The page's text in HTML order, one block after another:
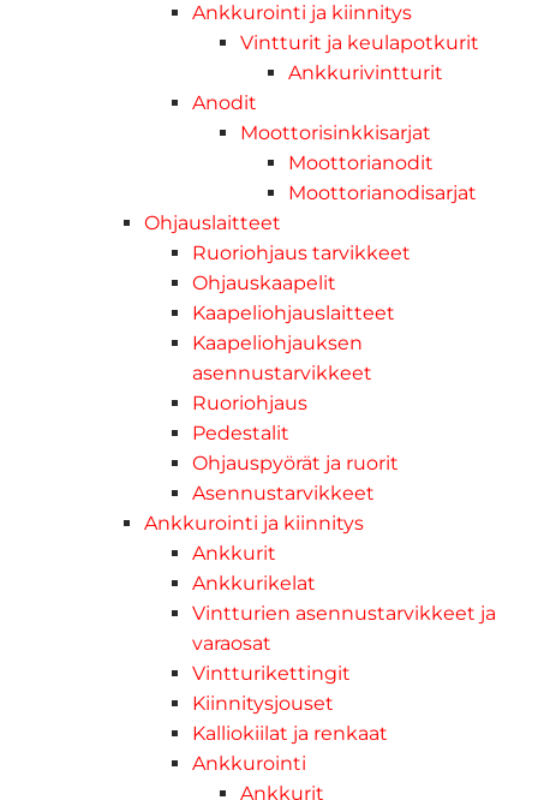
Ankkurointi ja kiinnitys
Vintturit ja keulapotkurit
Ankkurivintturit
Anodit
Moottorisinkkisarjat
Moottorianodit
Moottorianodisarjat
Ohjauslaitteet
Ruoriohjaus tarvikkeet
Ohjauskaapelit
Kaapeliohjauslaitteet
Kaapeliohjauksen
asennustarvikkeet
Ruoriohjaus
Pedestalit
Ohjauspyörät ja ruorit
Asennustarvikkeet
Ankkurointi ja kiinnitys
Ankkurit
Ankkurikelat
Vintturien asennustarvikkeet ja
varaosat
Vintturikettingit
Kiinnitysjouset
Kalliokiilat ja renkaat
Ankkurointi
Ankkurit